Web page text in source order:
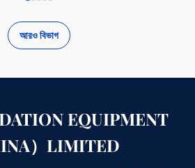
আরও বিভাগ
EQUIPMENT
）LIMITED